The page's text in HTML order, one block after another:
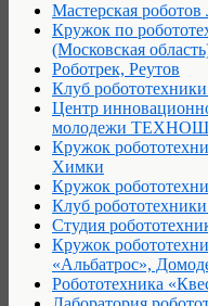
Мастерская
Кружок по
(Московская
Роботрек, Реутов
Клуб
Центр
молодежи
Кружок
Химки
Кружок
Клуб
Студия
Кружок
«Альбатрос»,
Робототехника